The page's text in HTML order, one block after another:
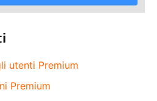
utenti Premium
Premium